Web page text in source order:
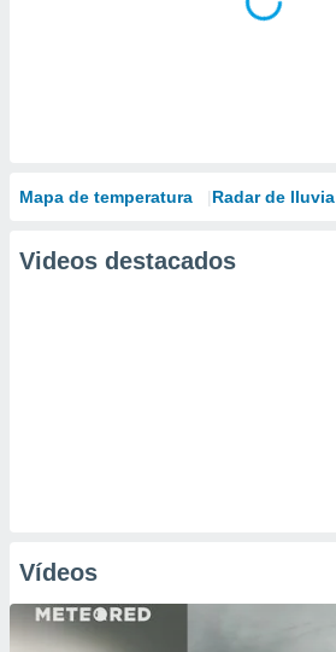
Mapa de temperatura Radar de lluvia
Videos destacados
Vídeos